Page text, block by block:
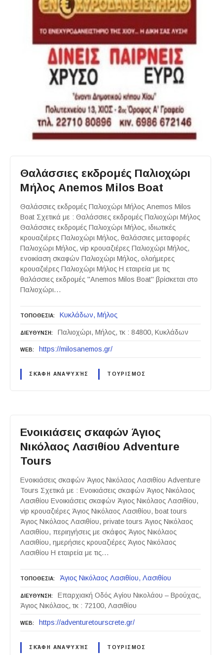
Θαλάσσιες εκδρομές Παλιοχώρι
Μήλος Anemos Milos Boat
Θαλάσσιες εκδρομές Παλιοχώρι Μήλος Anemos Milos
Boat Σχετικά με : Θαλάσσιες εκδρομές Παλιοχώρι Μήλος
Θαλάσσιες εκδρομές Παλιοχώρι Μήλος, ιδιωτικές
κρουαζιέρες Παλιοχώρι Μήλος, θαλάσσιες μεταφορές
Παλιοχώρι Μήλος, vip κρουαζιέρες Παλιοχώρι Μήλος,
ενοικίαση σκαφών Παλιοχώρι Μήλος, ολοήμερες
κρουαζιέρες Παλιοχώρι Μήλος Η εταιρεία με τις
θαλάσσιες εκδρομές "Anemos Milos Boat" βρίσκεται στο
Παλιοχώρι…
ΤΟΠΟΘΕΣΙΑ Κυκλάδων Μήλος
ΔΙΕΥΘΥΝΣΗ Παλιοχώρι, Μήλος, τκ : 84800, Κυκλάδων
WEB https://milosanemos.gr/
ΣΚΆΦΗ ΑΝΑΨΥΧΉΣ ΤΟΥΡΙΣΜΟΣ
Ενοικιάσεις σκαφών Άγιος
Νικόλαος Λασιθίου Adventure
Tours
Ενοικιάσεις σκαφών Άγιος Νικόλαος Λασιθίου Adventure
Tours Σχετικά με : Ενοικιάσεις σκαφών Άγιος Νικόλαος
Λασιθίου Ενοικιάσεις σκαφών Άγιος Νικόλαος Λασιθίου,
vip κρουαζιέρες Άγιος Νικόλαος Λασιθίου, boat tours
Άγιος Νικόλαος Λασιθίου, private tours Άγιος Νικόλαος
Λασιθίου, περιηγήσεις με σκάφος Άγιος Νικόλαος
Λασιθίου, ημερήσιες κρουαζιέρες Άγιος Νικόλαος
Λασιθίου Η εταιρεία με τις…
ΤΟΠΟΘΕΣΙΑ Άγιος Νικόλαος Λασιθίου Λασιθίου
ΔΙΕΥΘΥΝΣΗ
Επαρχιακή Οδός Αγίου Νικολάου – Βρούχας,
Άγιος Νικόλαος, τκ : 72100, Λασιθίου
WEB https://adventuretourscrete.gr/
ΣΚΆΦΗ ΑΝΑΨΥΧΉΣ ΤΟΥΡΙΣΜΟΣ